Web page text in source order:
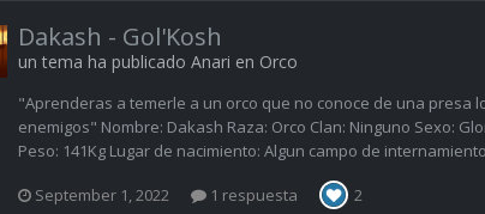
Dakash - Gol'Kosh
un tema ha publicado Anari en Orco
"Aprenderas a temerle a un orco que no conoce de una presa
enemigos" Nombre: Dakash Raza: Orco Clan: Ninguno Sexo:
Peso: 141Kg Lugar de nacimiento: Algun campo de
September 1, 2022 1 respuesta 2